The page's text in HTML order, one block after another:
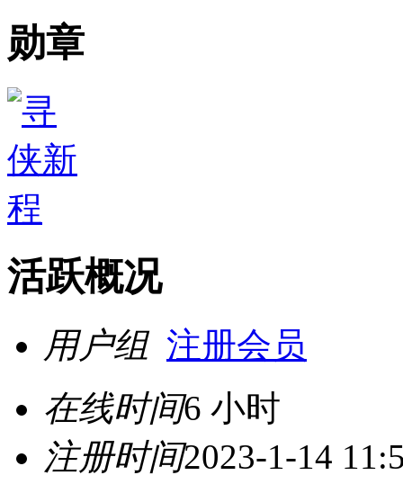
勋章
活跃概况
用户组 注册会员
在线时间6 小时
注册时间2023-1-14